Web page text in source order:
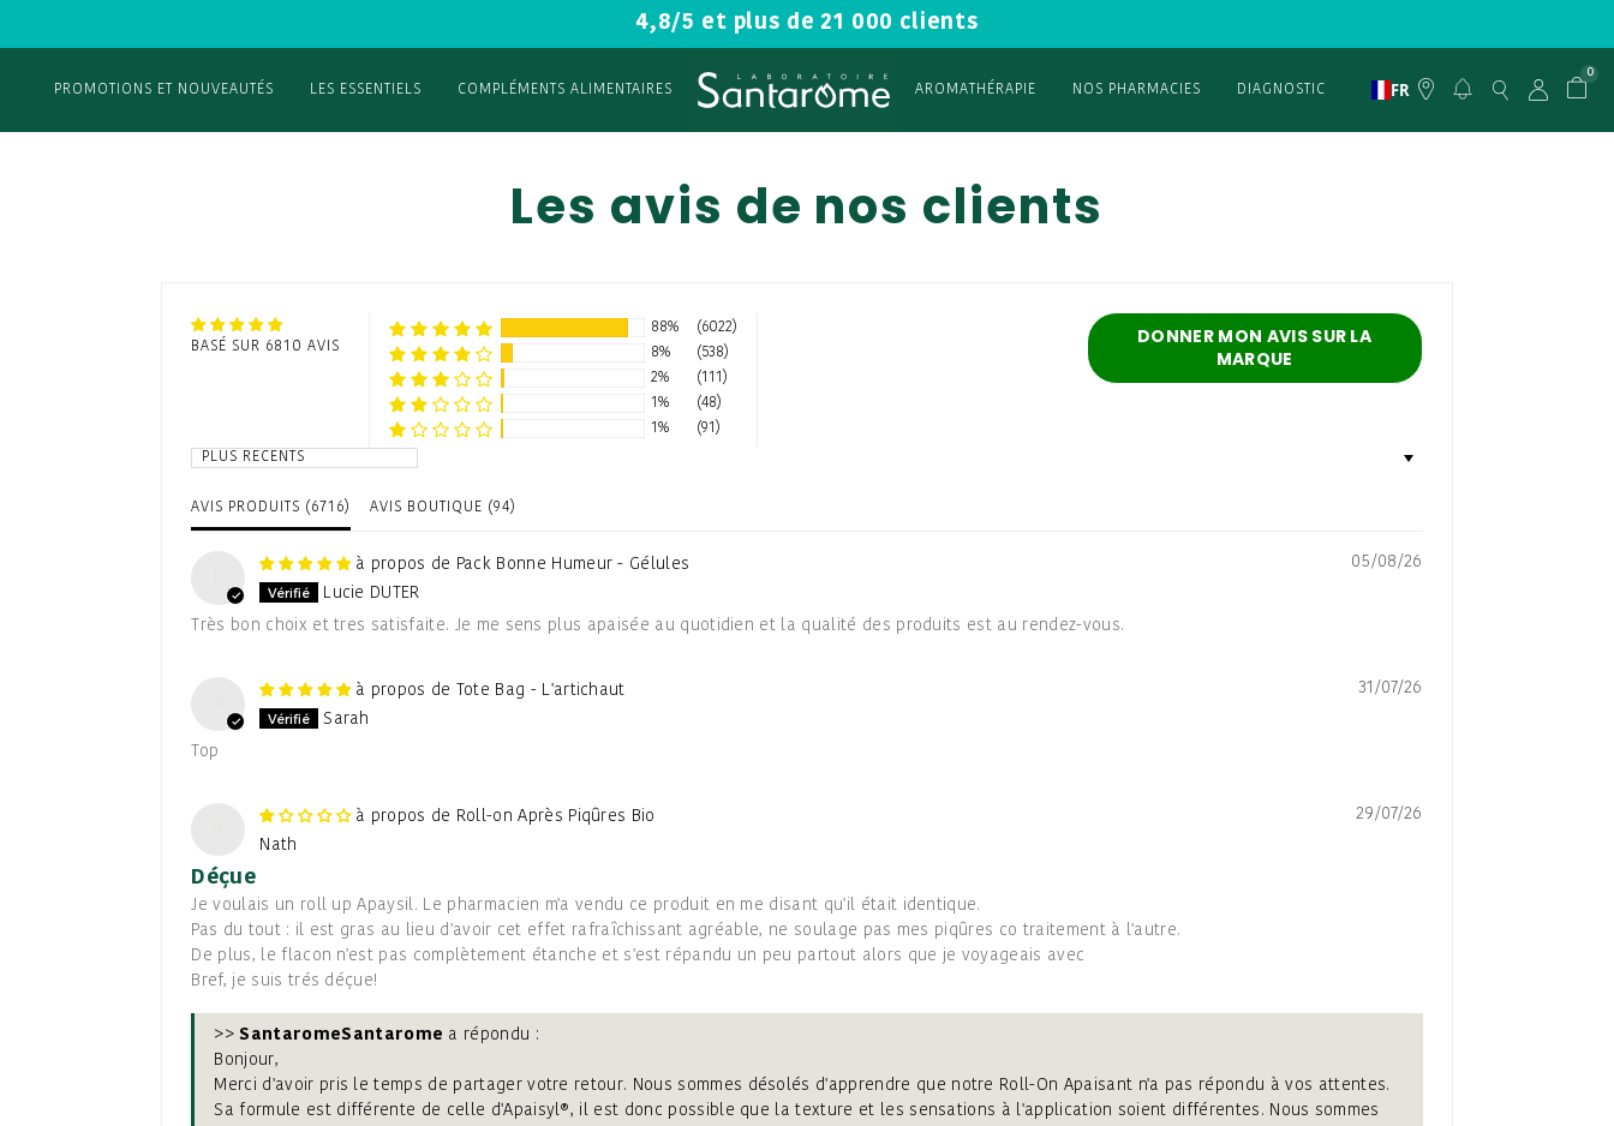
4,8/5 et plus de 21 000 clients
PROMOTIONS ET NOUVEAUTÉS LES ESSENTIELS COMPLÉMENTS ALIMENTAIRES AROMATHÉRAPIE NOS PHARMACIES DIAGNOSTIC FR
0
Les avis de nos clients
BASÉ SUR 6810 AVIS
DONNER MON AVIS SUR LA
MARQUE
88%
(6022)
8%
(538)
2%
(111)
1%
(48)
1%
(91)
Sort by
AVIS PRODUITS ( 6716) AVIS BOUTIQUE (94)
05/08/26
Pack Bonne Humeur - Gélules
Lucie DUTER
Très bon choix et tres satisfaite. Je me sens plus apaisée au quotidien et la qualité des produits est au rendez-vous.
31/07/26
Tote Bag - L'artichaut
Sarah
Top
29/07/26
Roll-on Après Piqûres Bio
Nath
Déçue
Je voulais un roll up Apaysil. Le pharmacien m'a vendu ce produit en me disant qu'il était identique.
Pas du tout : il est gras au lieu d'avoir cet effet rafraîchissant agréable, ne soulage pas mes piqûres co traitement à l'autre.
De plus, le flacon n'est pas complètement étanche et s'est répandu un peu partout alors que je voyageais avec
Bref, je suis trés déçue!
>> Santarome a répondu :
Bonjour,
Merci d'avoir pris le temps de partager votre retour. Nous sommes désolés d'apprendre que notre Roll-On Apaisant n'a pas répondu à vos attentes.
Sa formule est différente de celle d'Apaisyl®, il est donc possible que la texture et les sensations à l'application soient différentes. Nous sommes